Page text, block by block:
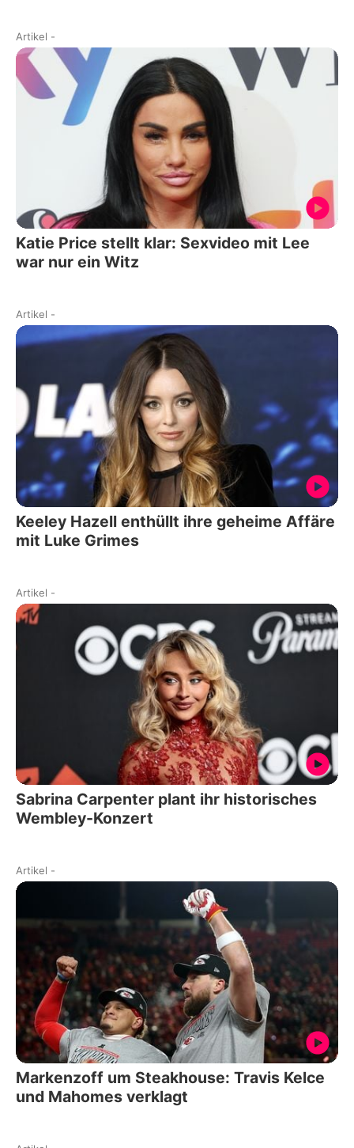
Artikel -
Katie Price stellt klar: Sexvideo mit Lee
war nur ein Witz
Artikel -
Keeley Hazell enthüllt ihre geheime Affäre
mit Luke Grimes
Artikel -
Sabrina Carpenter plant ihr historisches
Wembley-Konzert
Artikel -
Markenzoff um Steakhouse: Travis Kelce
und Mahomes verklagt